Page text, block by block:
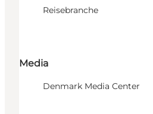
Reisebranche
Media
Denmark Media Center